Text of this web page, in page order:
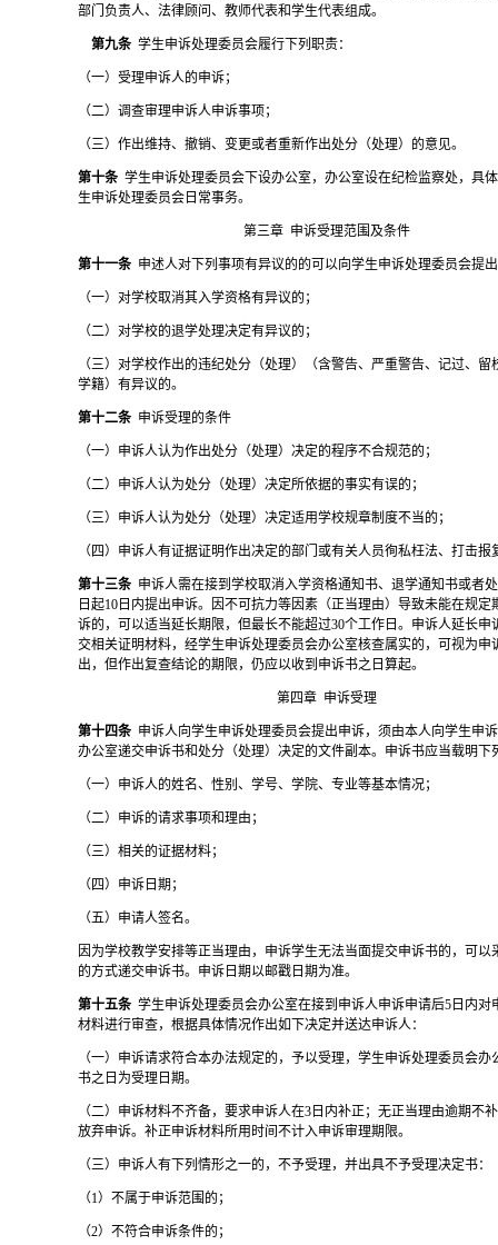
部门负责人、法律顾问、教师代表和学生代表组成。
第九条 学生申诉处理委员会履行下列职责：
（一）受理申诉人的申诉；
（二）调查审理申诉人申诉事项；
（三）作出维持、撤销、变更或者重新作出处分（处理）的意见。
第十条 学生申诉处理委员会下设办公室，办公室设在纪检监察处，具
生申诉处理委员会日常事务。
第三章 申诉受理范围及条件
第十一条 申述人对下列事项有异议的的可以向学生申诉处理委员会提
（一）对学校取消其入学资格有异议的；
（二）对学校的退学处理决定有异议的；
（三）对学校作出的违纪处分（处理）（含警告、严重警告、记过、留
学籍）有异议的。
第十二条 申诉受理的条件
（一）申诉人认为作出处分（处理）决定的程序不合规范的；
（二）申诉人认为处分（处理）决定所依据的事实有误的；
（三）申诉人认为处分（处理）决定适用学校规章制度不当的；
（四）申诉人有证据证明作出决定的部门或有关人员徇私枉法、打击报
第十三条 申诉人需在接到学校取消入学资格通知书、退学通知书或者
日起10日内提出申诉。因不可抗力等因素（正当理由）导致未能在规定
诉的，可以适当延长期限，但最长不能超过30个工作日。申诉人延长申
交相关证明材料，经学生申诉处理委员会办公室核查属实的，可视为申
出，但作出复查结论的期限，仍应以收到申诉书之日算起。
第四章 申诉受理
第十四条 申诉人向学生申诉处理委员会提出申诉，须由本人向学生申
办公室递交申诉书和处分（处理）决定的文件副本。申诉书应当载明下
（一）申诉人的姓名、性别、学号、学院、专业等基本情况；
（二）申诉的请求事项和理由；
（三）相关的证据材料；
（四）申诉日期；
（五）申请人签名。
因为学校教学安排等正当理由，申诉学生无法当面提交申诉书的，可以
的方式递交申诉书。申诉日期以邮戳日期为准。
第十五条 学生申诉处理委员会办公室在接到申诉人申诉申请后5日内对
材料进行审查，根据具体情况作出如下决定并送达申诉人：
（一）申诉请求符合本办法规定的，予以受理，学生申诉处理委员会办
书之日为受理日期。
（二）申诉材料不齐备，要求申诉人在3日内补正；无正当理由逾期不
放弃申诉。补正申诉材料所用时间不计入申诉审理期限。
（三）申诉人有下列情形之一的，不予受理，并出具不予受理决定书：
（1）不属于申诉范围的；
（2）不符合申诉条件的；